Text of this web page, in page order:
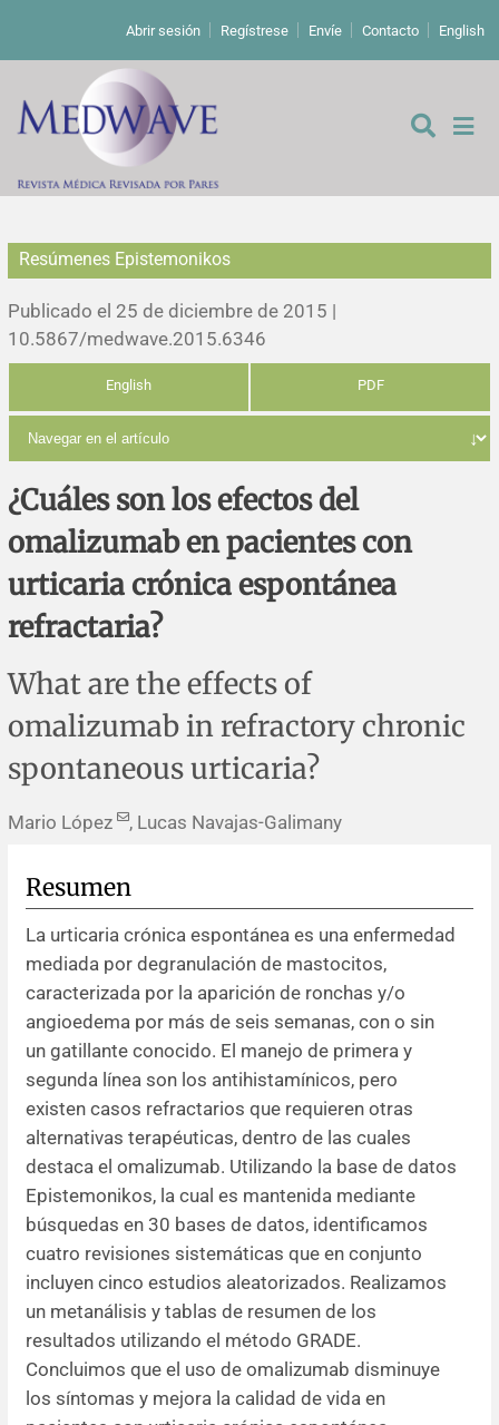
Abrir sesión Regístrese Envíe Contacto English
De los editores
Editoriales
Comentarios
Cartas a los editores
Errata y notas de reserva
Agradecimientos
Impressum
Estudios originales
Estudios cualitativos
Revisiones sistemáticas
Protocolos
Evaluaciones económicas
Análisis
Revisiones clínicas
Artículos de revisión
Notas metodológicas
Comunicaciones breves
Problemas de salud pública
Notas históricas y reseñas
Ensayos
Reporte de caso
Notas técnicas
Práctica clínica
Descripción
Política de cobros
Editores
Comité editorial
Resúmenes de congresos
Noticias
Resúmenes Epistemonikos
Publicado el 25 de diciembre de 2015 |
10.5867/medwave.2015.6346
English PDF
¿Cuáles son los efectos del
omalizumab en pacientes con
urticaria crónica espontánea
refractaria?
What are the effects of
omalizumab in refractory chronic
spontaneous urticaria?
Mario López , Lucas Navajas-Galimany
Resumen
La urticaria crónica espontánea es una enfermedad
mediada por degranulación de mastocitos,
caracterizada por la aparición de ronchas y/o
angioedema por más de seis semanas, con o sin
un gatillante conocido. El manejo de primera y
segunda línea son los antihistamínicos, pero
existen casos refractarios que requieren otras
alternativas terapéuticas, dentro de las cuales
destaca el omalizumab. Utilizando la base de datos
Epistemonikos, la cual es mantenida mediante
búsquedas en 30 bases de datos, identificamos
cuatro revisiones sistemáticas que en conjunto
incluyen cinco estudios aleatorizados. Realizamos
un metanálisis y tablas de resumen de los
resultados utilizando el método GRADE.
Concluimos que el uso de omalizumab disminuye
los síntomas y mejora la calidad de vida en